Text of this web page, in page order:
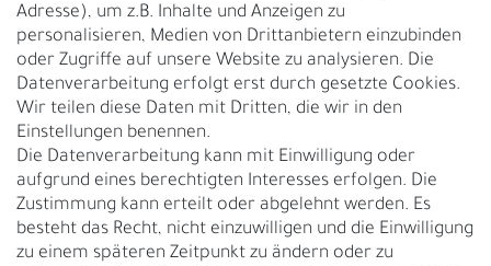
UNTERNEHMEN
Nachhaltigkeit
Kontakt
Über uns
Rückgabe
Gürtelgröße messen
Garantie
GESCHÄFTSKUNDEN & HÄNDLER
Adresse), um z.B. Inhalte und Anzeigen zu
personalisieren, Medien von Drittanbietern einzubinden
oder Zugriffe auf unsere Website zu analysieren. Die
Datenverarbeitung erfolgt erst durch gesetzte Cookies.
Wir teilen diese Daten mit Dritten, die wir in den
Einstellungen benennen.
Die Datenverarbeitung kann mit Einwilligung oder
aufgrund eines berechtigten Interesses erfolgen. Die
Zustimmung kann erteilt oder abgelehnt werden. Es
besteht das Recht, nicht einzuwilligen und die Einwilligung
zu einem späteren Zeitpunkt zu ändern oder zu